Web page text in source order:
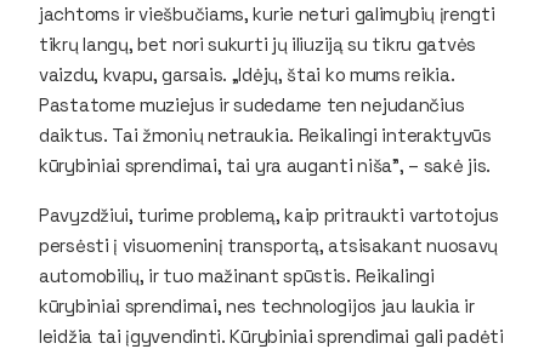
jachtoms ir viešbučiams, kurie neturi galimybių įrengti
tikrų langų, bet nori sukurti jų iliuziją su tikru gatvės
vaizdu, kvapu, garsais. „Idėjų, štai ko mums reikia.
Pastatome muziejus ir sudedame ten nejudančius
daiktus. Tai žmonių netraukia. Reikalingi interaktyvūs
kūrybiniai sprendimai, tai yra auganti niša”, – sakė jis.
Pavyzdžiui, turime problemą, kaip pritraukti vartotojus
persėsti į visuomeninį transportą, atsisakant nuosavų
automobilių, ir tuo mažinant spūstis. Reikalingi
kūrybiniai sprendimai, nes technologijos jau laukia ir
leidžia tai įgyvendinti. Kūrybiniai sprendimai gali padėti